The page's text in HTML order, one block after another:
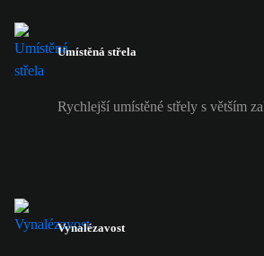
Umístěná střela
Rychlejší umístěné střely s větším
Vynalézavost